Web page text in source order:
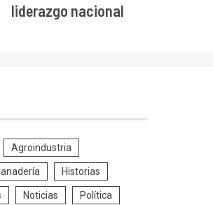
liderazgo nacional
Agroindustria
Historias
Noticias Política